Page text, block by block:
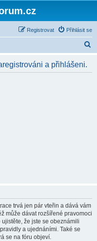
Přihlásit se
Registrovat
a přihlášeni.
trvá jen pár vteřin a dává vám
může dávat rozšířené pravomoci
že jste se obeznámili
a ujednáními. Také se
se na fóru objeví.